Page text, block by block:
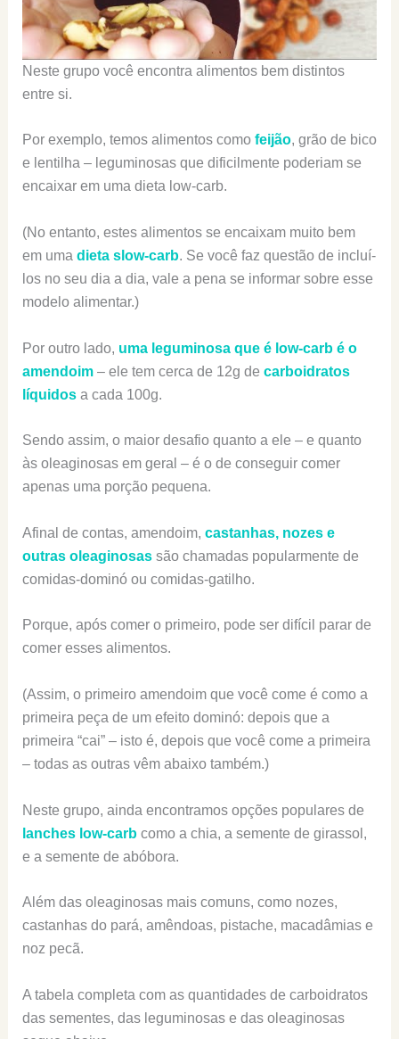
Neste grupo você encontra alimentos bem distintos
entre si.
Por exemplo, temos alimentos como feijão, grão de bico
e lentilha – leguminosas que dificilmente poderiam se
encaixar em uma dieta low-carb.
(No entanto, estes alimentos se encaixam muito bem
em uma dieta slow-carb. Se você faz questão de incluí-
los no seu dia a dia, vale a pena se informar sobre esse
modelo alimentar.)
Por outro lado, uma leguminosa que é low-carb é o
amendoim– ele tem cerca de 12g de carboidratos
líquidosa cada 100g.
Sendo assim, o maior desafio quanto a ele – e quanto
às oleaginosas em geral – é o de conseguir comer
apenas uma porção pequena.
Afinal de contas, amendoim, castanhas, nozes e
outras oleaginosassão chamadas popularmente de
comidas-dominó ou comidas-gatilho.
Porque, após comer o primeiro, pode ser difícil parar de
comer esses alimentos.
(Assim, o primeiro amendoim que você come é como a
primeira peça de um efeito dominó: depois que a
primeira “cai” – isto é, depois que você come a primeira
– todas as outras vêm abaixo também.)
Neste grupo, ainda encontramos opções populares de
lanches low-carbcomo a chia, a semente de girassol,
e a semente de abóbora.
Além das oleaginosas mais comuns, como nozes,
castanhas do pará, amêndoas, pistache, macadâmias e
noz pecã.
A tabela completa com as quantidades de carboidratos
das sementes, das leguminosas e das oleaginosas